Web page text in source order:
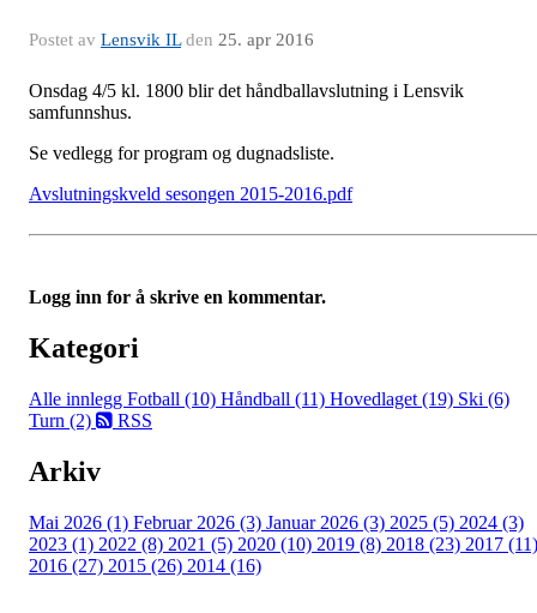
Postet av Lensvik ILden 25. apr 2016
Onsdag 4/5 kl. 1800 blir det håndballavslutning i Lensvik
samfunnshus.
Se vedlegg for program og dugnadsliste.
Avslutningskveld sesongen 2015-2016.pdf
Logg inn for å skrive en kommentar.
Kategori
Alle innlegg Fotball (10) Håndball (11) Hovedlaget (19) Ski (6)
Turn (2)
RSS
Arkiv
Mai 2026 (1) Februar 2026 (3) Januar 2026 (3) 2025 (5) 2024 (3)
2023 (1) 2022 (8) 2021 (5) 2020 (10) 2019 (8) 2018 (23) 2017 (11)
2016 (27) 2015 (26) 2014 (16)